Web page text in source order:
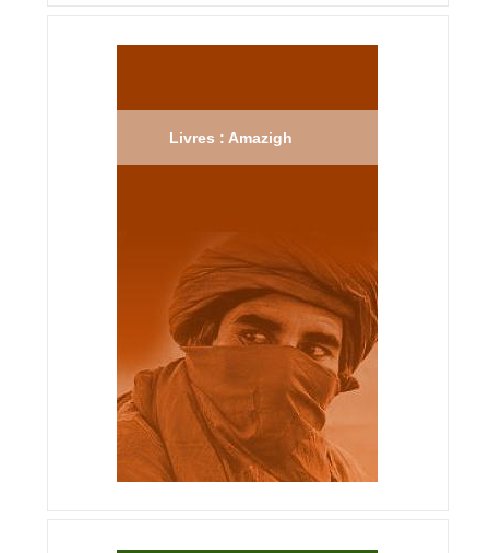
Livres : Amazigh